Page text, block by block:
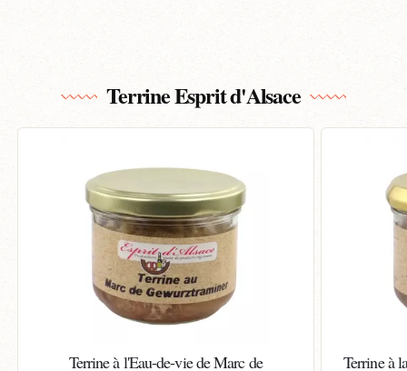
Terrine Esprit d'Alsace
Terrine à l'Eau-de-vie de Marc de
Terrine à